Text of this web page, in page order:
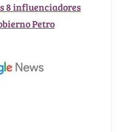
8 influenciadores
Petro